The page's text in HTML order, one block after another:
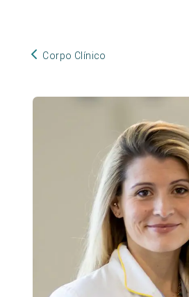
Corpo Clínico